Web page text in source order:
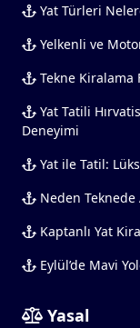
Yat Türleri
Yelkenli ve
Tekne Kiralama
Yat Tatili
Deneyimi
Yat ile Tatil:
Neden Teknede
Kaptanlı Yat
Eylül’de Mavi
Yasal